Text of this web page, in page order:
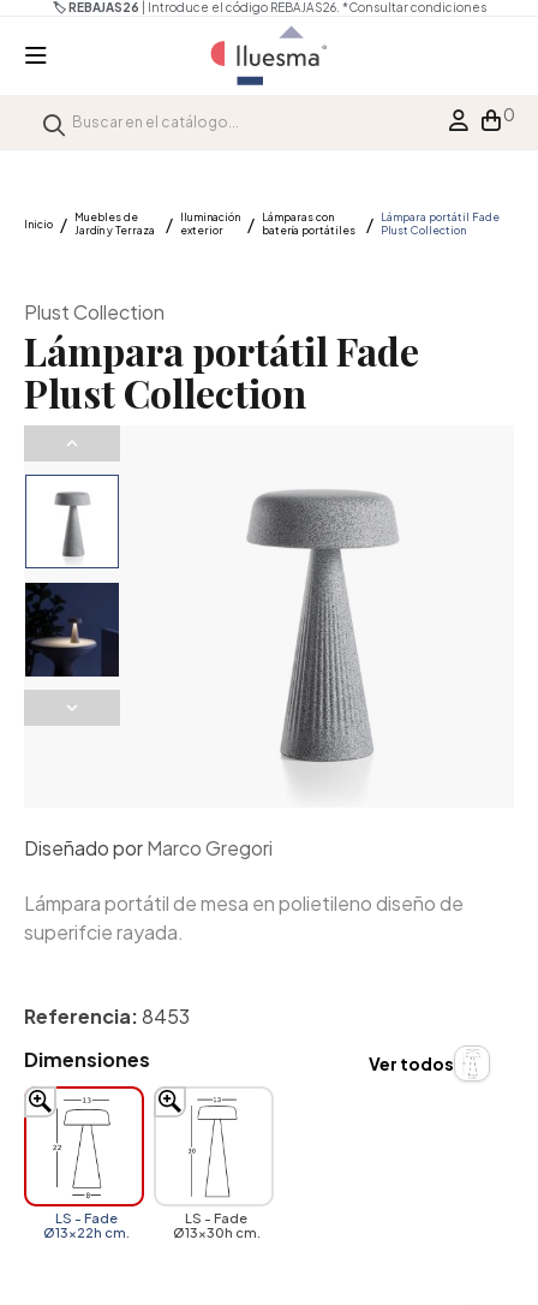
🏷️ REBAJAS26 | Introduce el código REBAJAS26. *Consultar condiciones
0
Inicio
Muebles de
Jardín y Terraza
Iluminación
exterior
Lámparas con
batería portátiles
Lámpara portátil Fade
Plust Collection
Plust Collection
Lámpara portátil Fade
Plust Collection
Diseñado porMarco Gregori
Lámpara portátil de mesa en polietileno diseño de
superifcie rayada.
Referencia:8453
Dimensiones
LS - Fade
Ø13x22h cm.
LS - Fade
Ø13x30h cm.
Ver todos